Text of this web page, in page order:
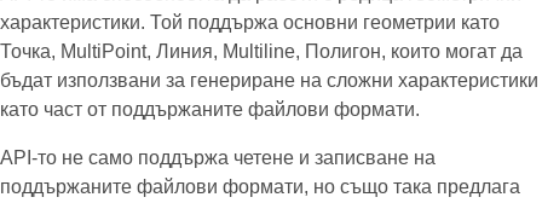
характеристики. Той поддържа основни геометрии като
Точка, MultiPoint, Линия, Multiline, Полигон, които могат да
бъдат използвани за генериране на сложни характеристики
като част от поддържаните файлови формати.
API-то не само поддържа четене и записване на
поддържаните файлови формати, но също така предлага